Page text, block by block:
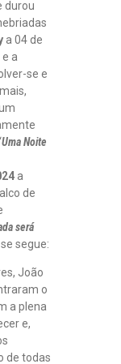
durou
a 04 de
e a
se e
Uma Noite
a
de
será
segue:
João
o
a plena
e,
de todas